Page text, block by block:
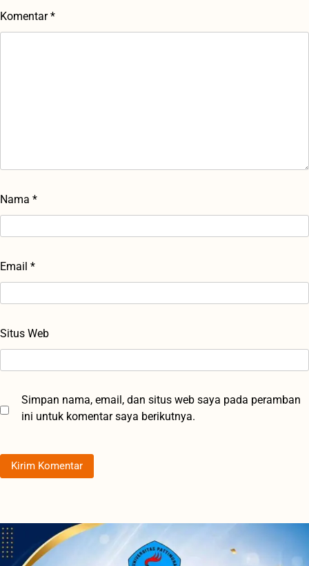
Komentar*
Nama *
Email *
Situs Web
Simpan nama, email, dan situs web saya pada peramban
ini untuk komentar saya berikutnya.